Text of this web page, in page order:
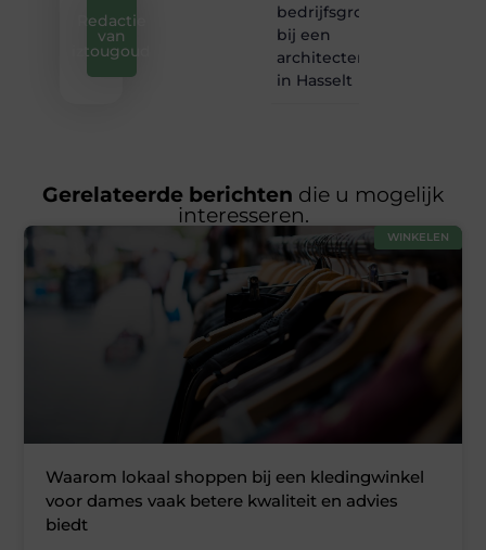
Redactie
van
iztougoud
bedrijfsgroei
bij een
architectenbureau
in Hasselt
Gerelateerde berichten die u mogelijk
interesseren.
WINKELEN
Waarom lokaal shoppen bij een kledingwinkel
voor dames vaak betere kwaliteit en advies
biedt